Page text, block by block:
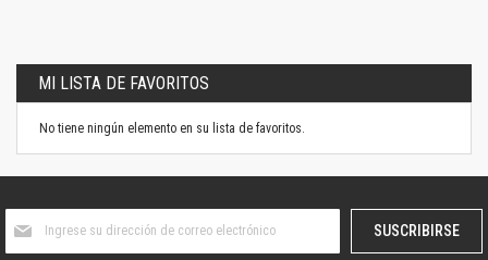
MI LISTA DE FAVORITOS
No tiene ningún elemento en su lista de favoritos.
boletín
SUSCRIBIRSE